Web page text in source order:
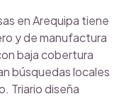
en Arequipa tiene
y de manufactura
baja cobertura
búsquedas locales
Triario diseña